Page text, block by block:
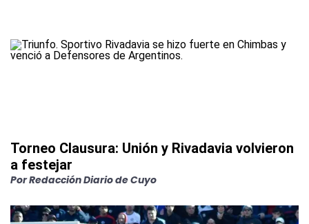
Torneo Clausura: Unión y Rivadavia volvieron
a festejar
PorRedacción Diario de Cuyo